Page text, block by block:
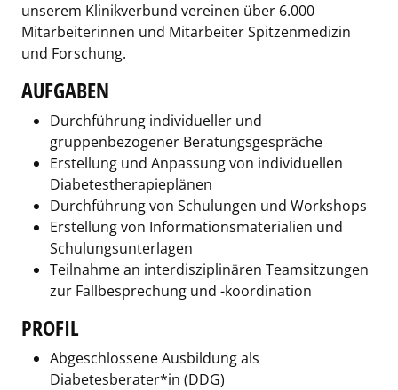
unserem Klinikverbund vereinen über 6.000
Mitarbeiterinnen und Mitarbeiter Spitzenmedizin
und Forschung.
AUFGABEN
Durchführung individueller und
gruppenbezogener Beratungsgespräche
Erstellung und Anpassung von individuellen
Diabetestherapieplänen
Durchführung von Schulungen und Workshops
Erstellung von Informationsmaterialien und
Schulungsunterlagen
Teilnahme an interdisziplinären Teamsitzungen
zur Fallbesprechung und -koordination
PROFIL
Abgeschlossene Ausbildung als
Diabetesberater*in (DDG)